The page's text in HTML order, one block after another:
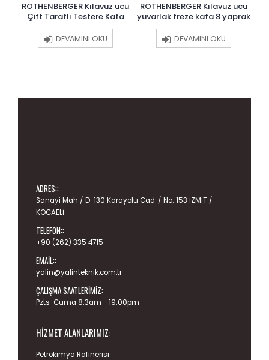
0
out
of
5
ROTHENBERGER Kılavuz ucu
Çift Taraflı Testere Kafa
DEVAMINI OKU
0
out
of
5
ROTHENBERGER Kılavuz ucu
yuvarlak freze kafa 8 yaprak
DEVAMINI OKU
ADRES::
Sanayi Mah / D-130 Karayolu Cad. / No: 153 İZMİT /
KOCAELİ
TELEFON::
+90 (262) 335 4715
EMAIL::
yalin@yalinteknik.com.tr
ÇALIŞMA SAATLERIMIZ:
Pzts-Cuma 8:3am - 19:00pm
HIZMET ALANLARIMIZ:
Petrokimya Rafinerisi